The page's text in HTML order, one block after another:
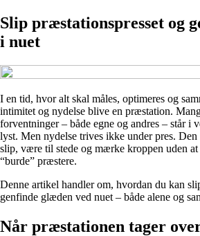
Slip præstationspresset og
i nuet
I en tid, hvor alt skal måles, optimeres og
intimitet og nydelse blive en præstation.
forventninger – både egne og andres – står i
lyst. Men nydelse trives ikke under pres.
slip, være til stede og mærke kroppen uden
“burde” præstere.
Denne artikel handler om, hvordan du kan
genfinde glæden ved nuet – både alene og
Når præstationen tager